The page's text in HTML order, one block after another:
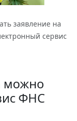
заявление на
сервис
можно
ФНС